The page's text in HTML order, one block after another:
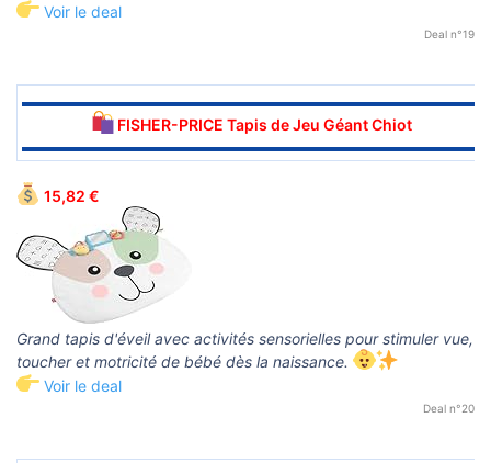
Voir le deal
Deal n°19
▬▬▬▬▬▬▬▬▬▬▬▬▬▬▬▬▬▬▬▬▬▬▬▬▬▬▬▬▬▬
FISHER-PRICE Tapis de Jeu Géant Chiot
▬▬▬▬▬▬▬▬▬▬▬▬▬▬▬▬▬▬▬▬▬▬▬▬▬▬▬▬▬▬
15,82 €
Grand tapis d'éveil avec activités sensorielles pour stimuler vue,
toucher et motricité de bébé dès la naissance.
Voir le deal
Deal n°20